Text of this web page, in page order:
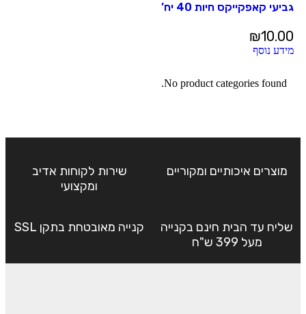
גביעי קאפקייקס חיות 40 יח’
₪10.00
מידע נוסף
No product categories found.
מוצרים איכותיים ומקוריים
שירות לקוחות אדיב
ומקצועי
שליח עד הבית חינם בקנייה
מעל 399 ש"ח
קנייה מאובטחת בתקן SSL